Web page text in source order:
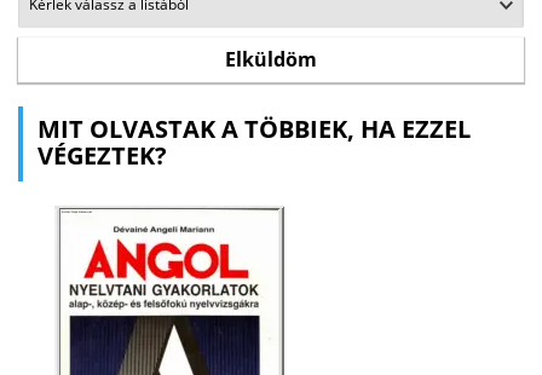
MIT OLVASTAK A TÖBBIEK, HA EZZEL
VÉGEZTEK?